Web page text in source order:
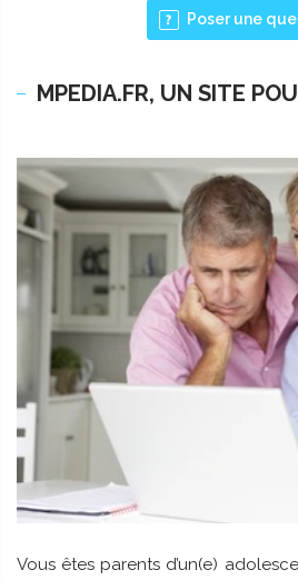
Poser une
MPEDIA.FR, UN SITE
Vous êtes parents d’un(e)